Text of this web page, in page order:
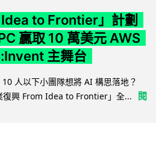
to Frontier」計劃
贏取 10 萬美元 AWS
主舞台
人以下小團隊想將 AI 構思落地？
復興 From Idea to Frontier」全...
閱